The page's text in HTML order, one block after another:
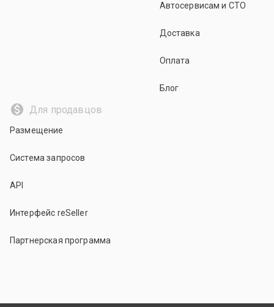
Автосервисам и СТО
Доставка
Оплата
Блог
Для продавцов
Размещение
Система запросов
API
Интерфейс reSeller
Партнерская программа